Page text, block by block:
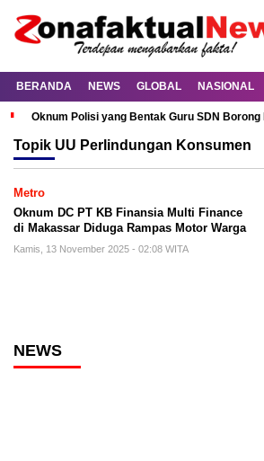
BERANDA NEWS GLOBAL NASIONAL
Oknum Polisi yang Bentak Guru SDN
Topik UU Perlindungan Konsumen
Metro
Oknum DC PT KB Finansia Multi Finance
di Makassar Diduga Rampas Motor Warga
Kamis, 13 November 2025 - 02:08 WITA
NEWS